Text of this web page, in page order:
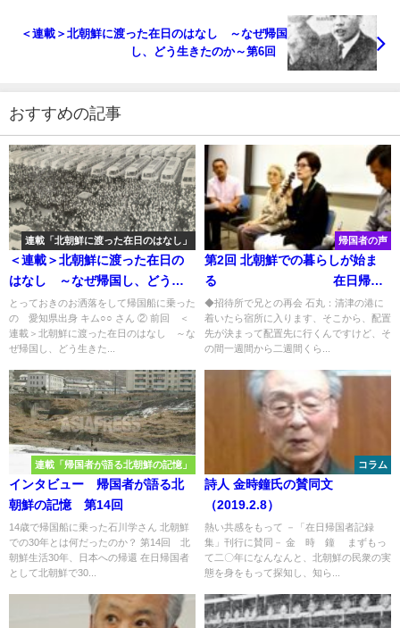
＜連載＞北朝鮮に渡った在日のはなし ～なぜ帰国
し、どう生きたのか～第6回
おすすめの記事
連載「北朝鮮に渡った在日のはなし」
＜連載＞北朝鮮に渡った在日の
はなし ～なぜ帰国し、どう生
きたのか～ 第2回
とっておきのお洒落をして帰国船に乗った
の 愛知県出身 キム○○ さん ② 前回 ＜
連載＞北朝鮮に渡った在日のはなし ～な
ぜ帰国し、どう生きた...
帰国者の声
第2回 北朝鮮での暮らしが始ま
る 在日帰国
者の証言 朴永淑（パク・ヨン
スク）さん
◆招待所で兄との再会 石丸：清津の港に
着いたら宿所に入ります、そこから、配置
先が決まって配置先に行くんですけど、そ
の間一週間から二週間くら...
連載「帰国者が語る北朝鮮の記憶」
インタビュー 帰国者が語る北
朝鮮の記憶 第14回
14歳で帰国船に乗った石川学さん 北朝鮮
での30年とは何だったのか？ 第14回 北
朝鮮生活30年、日本への帰還 在日帰国者
として北朝鮮で30...
コラム
詩人 金時鐘氏の賛同文
（2019.2.8）
熱い共感をもって －「在日帰国者記録
集」刊行に賛同－ 金 時 鐘 まずもっ
て二〇年になんなんと、北朝鮮の民衆の実
態を身をもって探知し、知ら...